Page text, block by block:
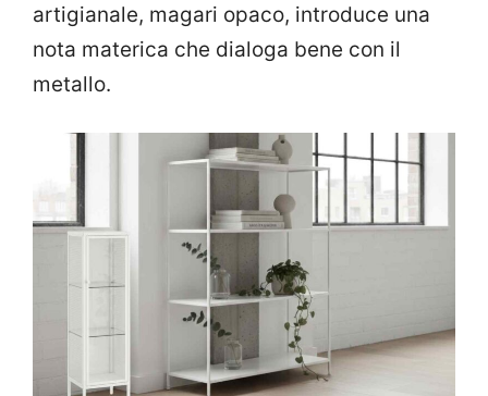
artigianale, magari opaco, introduce una
nota materica che dialoga bene con il
metallo.